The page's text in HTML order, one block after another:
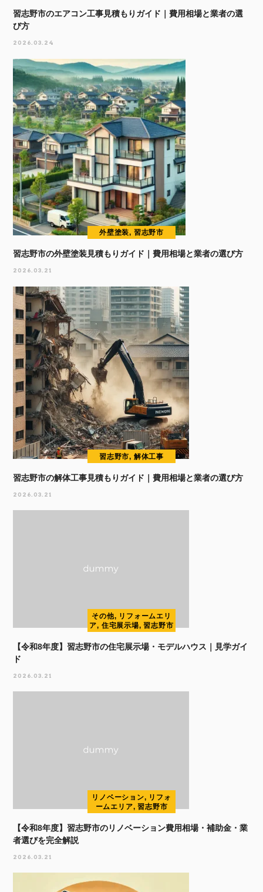
習志野市のエアコン工事見積もりガイド｜費用相場と業者の選
び方
2026.03.24
外壁塗装, 習志野市
習志野市の外壁塗装見積もりガイド｜費用相場と業者の選び方
2026.03.21
習志野市, 解体工事
習志野市の解体工事見積もりガイド｜費用相場と業者の選び方
2026.03.21
その他, リフォームエリ
ア, 住宅展示場, 習志野市
【令和8年度】習志野市の住宅展示場・モデルハウス｜見学ガイ
ド
2026.03.21
リノベーション, リフォ
ームエリア, 習志野市
【令和8年度】習志野市のリノベーション費用相場・補助金・業
者選びを完全解説
2026.03.21